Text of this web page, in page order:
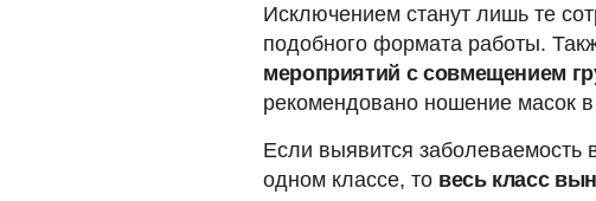
Исключением станут лишь те
подобного формата работы.
мероприятий с совмещением
рекомендовано ношение масок
Если выявится заболеваемость
одном классе, то весь класс